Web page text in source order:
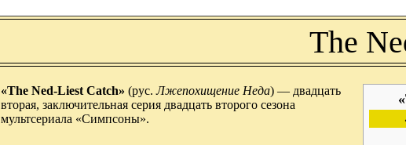
The
«The Ned-Liest Catch» (рус.Лжепохищение Неда) — двадцать
вторая, заключительная серия двадцать второго сезона
мультсериала «Симпсоны».